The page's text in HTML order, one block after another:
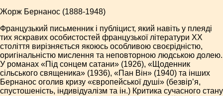
Жорж Бернанос (1888-1948)
Французький письменник і публіцист, який навіть у плеяді
тих яскравих особистостей французької літератури XX
століття вирізняється якоюсь особливою своєрідністю,
оригінальністю мислення та неповторною людською долею.
У романах «Під сонцем сатани» (1926), «Щоденник
сільського священика» (1936), «Пан Він» (1940) та інших
Бернанос оголив кризу «європейської душі» (безвір’я,
спустошеність, індивідуалізм та ін.) Критика сучасного стану